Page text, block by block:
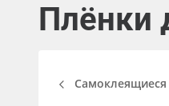
Рулонные
Плёнки